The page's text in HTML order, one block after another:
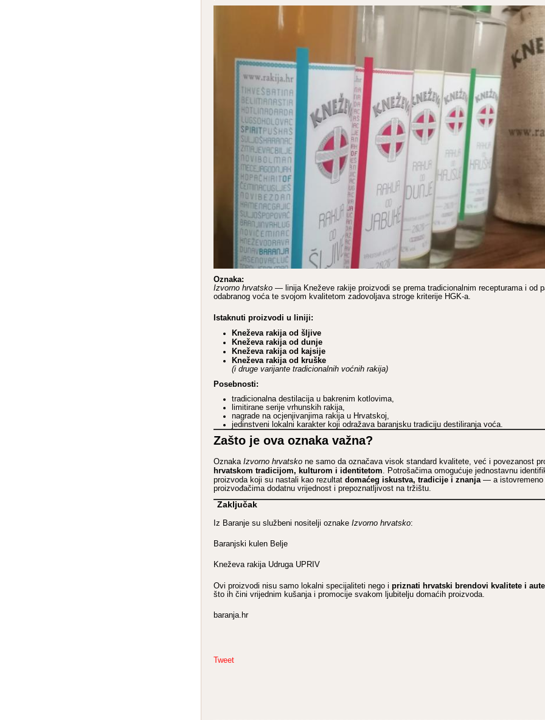
Oznaka:
Izvorno hrvatsko — linija Kneževe rakije proizvodi se prema tradicionalnim recepturama i od
odabranog voća te svojom kvalitetom zadovoljava stroge kriterije HGK-a.
Istaknuti proizvodi u liniji:
Kneževa rakija od šljive
Kneževa rakija od dunje
Kneževa rakija od kajsije
Kneževa rakija od kruške
(i druge varijante tradicionalnih voćnih rakija)
Posebnosti:
tradicionalna destilacija u bakrenim kotlovima,
limitirane serije vrhunskih rakija,
nagrade na ocjenjivanjima rakija u Hrvatskoj,
jedinstveni lokalni karakter koji odražava baranjsku tradiciju destiliranja voća.
Zašto je ova oznaka važna?
Oznaka Izvorno hrvatsko ne samo da označava visok standard kvalitete, već i povezanost
hrvatskom tradicijom, kulturom i identitetom. Potrošačima omogućuje jednostavnu
proizvoda koji su nastali kao rezultat domaćeg iskustva, tradicije i znanja— a istovremeno
proizvođačima dodatnu vrijednost i prepoznatljivost na tržištu.
Zaključak
Iz Baranje su službeni nositelji oznake Izvorno hrvatsko:
Baranjski kulen Belje
Kneževa rakija Udruga UPRIV
Ovi proizvodi nisu samo lokalni specijaliteti nego i priznati hrvatski brendovi kvalitete i
što ih čini vrijednim kušanja i promocije svakom ljubitelju domaćih proizvoda.
baranja.hr
Tweet